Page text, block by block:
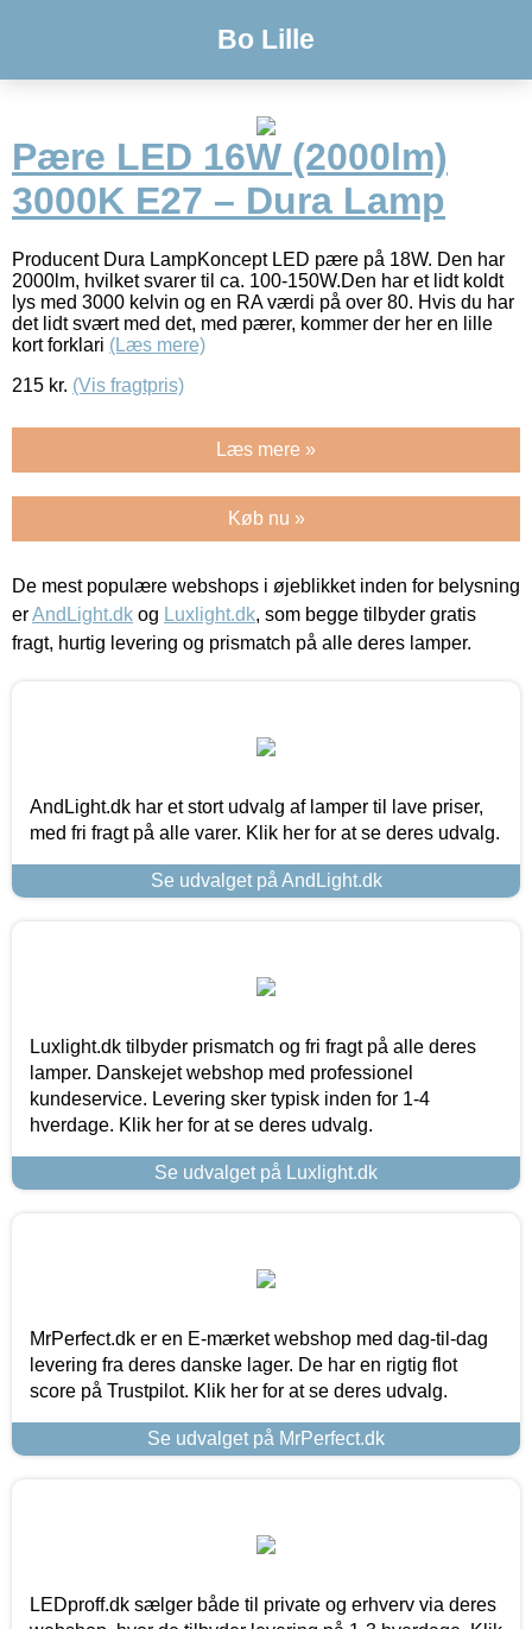
Bo Lille
Pære LED 16W (2000lm)
3000K E27 – Dura Lamp
Producent Dura LampKoncept LED pære på 18W. Den har
2000lm, hvilket svarer til ca. 100-150W.Den har et lidt koldt
lys med 3000 kelvin og en RA værdi på over 80. Hvis du har
det lidt svært med det, med pærer, kommer der her en lille
kort forklari (Læs mere)
215 kr. (Vis fragtpris)
Læs mere »
Køb nu »
De mest populære webshops i øjeblikket inden for belysning
erAndLight.dk og Luxlight.dk, som begge tilbyder gratis
fragt, hurtig levering og prismatch på alle deres lamper.
AndLight.dk har et stort udvalg af lamper til lave priser,
med fri fragt på alle varer. Klik her for at se deres udvalg.
Se udvalget på AndLight.dk
Luxlight.dk tilbyder prismatch og fri fragt på alle deres
lamper. Danskejet webshop med professionel
kundeservice. Levering sker typisk inden for 1-4
hverdage. Klik her for at se deres udvalg.
Se udvalget på Luxlight.dk
MrPerfect.dk er en E-mærket webshop med dag-til-dag
levering fra deres danske lager. De har en rigtig flot
score på Trustpilot. Klik her for at se deres udvalg.
Se udvalget på MrPerfect.dk
LEDproff.dk sælger både til private og erhverv via deres